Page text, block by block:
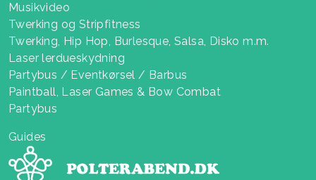
Musikvideo
Twerking og Stripfitness
Twerking, Hip Hop, Burlesque, Salsa, Disko m.m.
Laser lerdueskydning
Partybus / Eventkørsel / Barbus
Paintball, Laser Games & Bow Combat
Partybus
Guides